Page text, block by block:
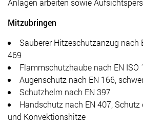
Anlagen arbeiten sowie
Mitzubringen
Sauberer Hitzeschutzanzug nach
469
Flammschutzhaube nach EN ISO
Augenschutz nach EN 166,
Schutzhelm nach EN 397
Handschutz nach EN 407,
und Konvektionshitze